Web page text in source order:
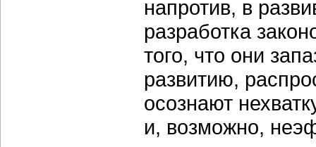
напротив, в
разработка
того, что они
развитию,
осознают
и, возможно,